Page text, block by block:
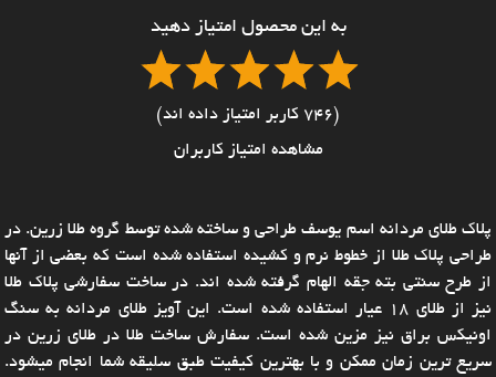
به این محصول امتیاز دهید
(746 کاربر امتیاز داده اند)
مشاهده امتیاز کاربران
پلاک طلای مردانه اسم یوسف طراحی و ساخته شده توسط گروه طلا زرین. در
طراحی پلاک طلا از خطوط نرم و کشیده استفاده شده است که بعضی از آنها
از طرح سنتی بته جقه الهام گرفته شده اند. در ساخت سفارشی پلاک طلا
نیز از طلای ۱۸ عیار استفاده شده است. این آویز طلای مردانه به سنگ
اونیکس براق نیز مزین شده است. سفارش ساخت طلا در طلای زرین در
سریع ترین زمان ممکن و با بهترین کیفیت طبق سلیقه شما انجام میشود.